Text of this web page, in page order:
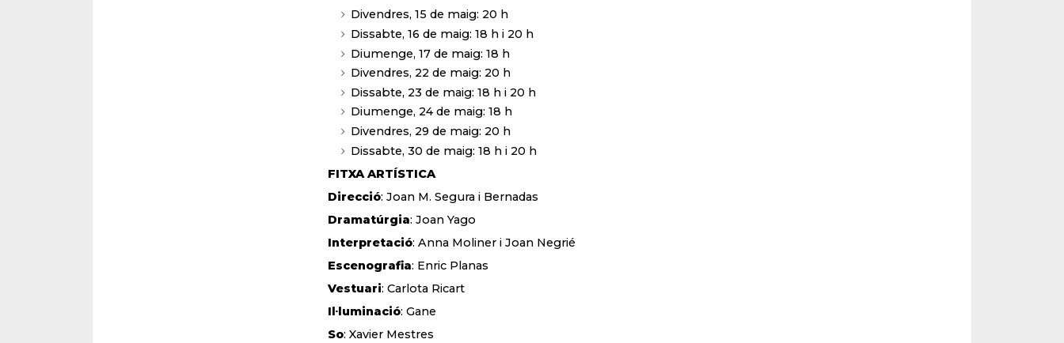
Divendres, 15 de maig: 20 h
Dissabte, 16 de maig: 18 h i 20 h
Diumenge, 17 de maig: 18 h
Divendres, 22 de maig: 20 h
Dissabte, 23 de maig: 18 h i 20 h
Diumenge, 24 de maig: 18 h
Divendres, 29 de maig: 20 h
Dissabte, 30 de maig: 18 h i 20 h
FITXA ARTÍSTICA
Direcció: Joan M. Segura i Bernadas
Dramatúrgia: Joan Yago
Interpretació: Anna Moliner i Joan Negrié
Escenografia: Enric Planas
Vestuari: Carlota Ricart
Il·luminació: Gane
So: Xavier Mestres